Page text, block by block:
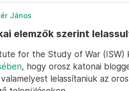
János
elemzők szerint
for the Study of War (ISW)
, hogy orosz katonai
lelassítaniuk az